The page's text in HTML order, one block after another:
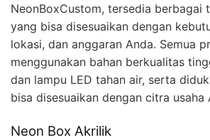
NeonBoxCustom, tersedia berbagai
yang bisa disesuaikan dengan
lokasi, dan anggaran Anda. Semua
menggunakan bahan berkualitas
dan lampu LED tahan air, serta
bisa disesuaikan dengan citra usaha
Neon Box Akrilik